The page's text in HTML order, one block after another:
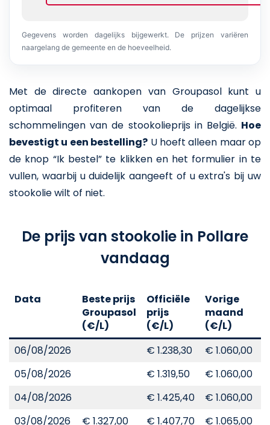
Gegevens worden dagelijks bijgewerkt. De prijzen variëren
naargelang de gemeente en de hoeveelheid.
Met de directe aankopen van Groupasol kunt u
optimaal profiteren van de dagelijkse
schommelingen van de stookolieprijs in België. Hoe
bevestigt u een bestelling? U hoeft alleen maar op
de knop “Ik bestel” te klikken en het formulier in te
vullen, waarbij u duidelijk aangeeft of u extra's bij uw
stookolie wilt of niet.
De prijs van stookolie in Pollare
vandaag
Data
Beste prijs
Groupasol
(€/L)
Officiële
prijs
(€/L)
Vorige
maand
(€/L)
06/08/2026
€ 1.238,30 € 1.060,00
05/08/2026
€ 1.319,50 € 1.060,00
04/08/2026
€ 1.425,40 € 1.060,00
03/08/2026
€ 1.327,00 € 1.407,70 € 1.065,00